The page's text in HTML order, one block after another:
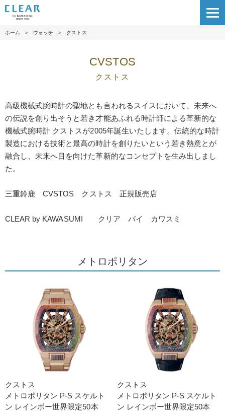
ホーム ＞ ウォッチ ＞ クストス
CVSTOS
クストス
高級機械式腕時計の聖地とも言われるスイスにおいて、未来へ
の伝説を創り出そうと若き才能あふれる時計師による革新的な
機械式腕時計 クストスが2005年誕生いたします。伝統的な時計
製造における技術と最高の時計を創りたいという若き熱意とが
融合し、未来へ目を向けた革新的なコンセプトを生み出しまし
た。
三重鈴鹿 CVSTOS クストス 正規販売店
CLEAR by KAWASUMI クリア バイ カワスミ
メトロポリタン
クストス
メトロポリタン P-S スケルト
ン レインボー世界限定50本
クストス
メトロポリタン P-S スケルト
ン レインボー世界限定50本